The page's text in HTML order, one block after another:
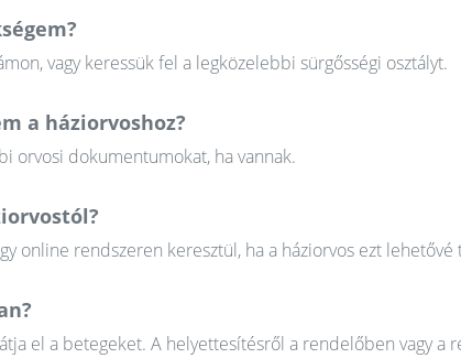
vagy keressük fel a legközelebbi sürgősségi osztályt.
a háziorvoshoz?
orvosi dokumentumokat, ha vannak.
online rendszeren keresztül, ha a háziorvos ezt lehetővé
el a betegeket. A helyettesítésről a rendelőben vagy a